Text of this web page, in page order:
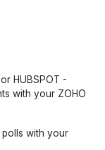
or HUBSPOT -
with your ZOHO
polls with your